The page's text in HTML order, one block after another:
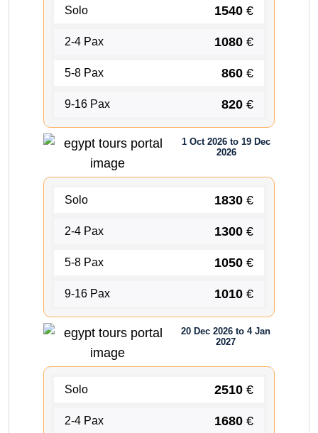
Solo 1540 €
2-4 Pax 1080 €
5-8 Pax 860 €
9-16 Pax 820 €
1 Oct 2026 to 19 Dec
2026
Solo 1830 €
2-4 Pax 1300 €
5-8 Pax 1050 €
9-16 Pax 1010 €
20 Dec 2026 to 4 Jan
2027
Solo 2510 €
2-4 Pax 1680 €